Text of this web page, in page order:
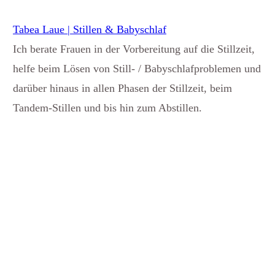
Tabea Laue | Stillen & Babyschlaf
Ich berate Frauen in der Vorbereitung auf die Stillzeit,
helfe beim Lösen von Still- / Babyschlafproblemen und
darüber hinaus in allen Phasen der Stillzeit, beim
Tandem-Stillen und bis hin zum Abstillen.